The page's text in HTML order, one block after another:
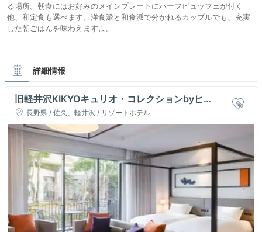
る場所。朝食にはお好みのメインプレートにハーフビュッフェが付く
他、和定食も選べます。洋食派と和食派で分かれるカップルでも、充実
した朝ごはんを味わえますよ。
詳細情報
旧軽井沢KIKYOキュリオ・コレクションbyヒル
トン長野県 / 佐久、軽井沢 / リゾートホテル